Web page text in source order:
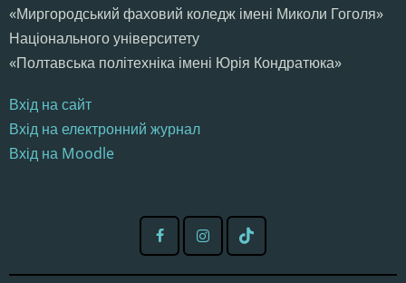
«Миргородський фаховий коледж імені Миколи Гоголя»
Національного університету
«Полтавська політехніка імені Юрія Кондратюка»
Вхід на сайт
Вхід на електронний журнал
Вхід на Moodle